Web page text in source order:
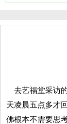
去艺福堂采访
天凌晨五点多才
佛根本不需要思